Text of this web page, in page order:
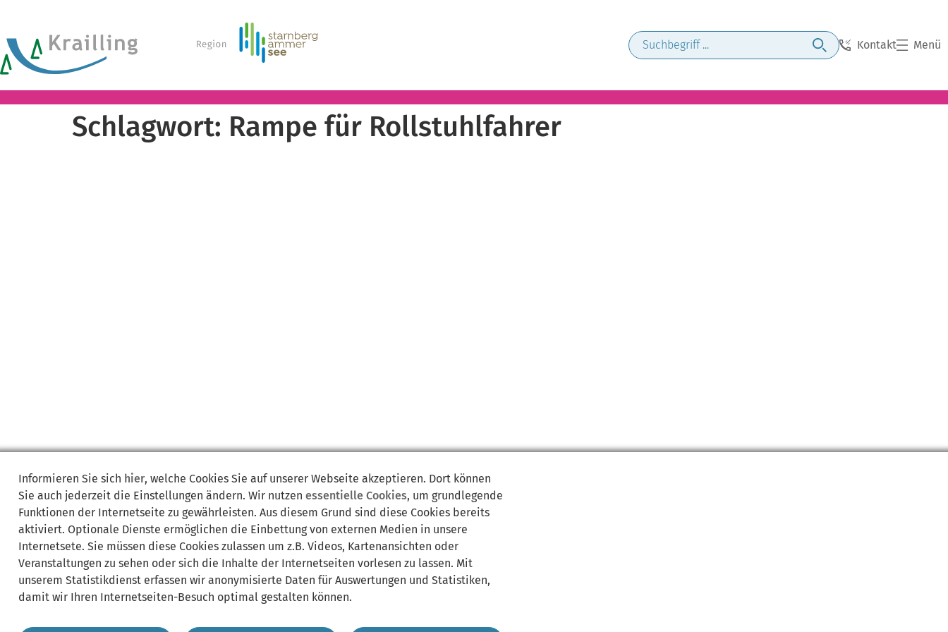
Kontakt Menü
Schlagwort: Rampe für Rollstuhlfahrer
Informieren Sie sich hier, welche Cookies Sie auf unserer Webseite akzeptieren. Dort können
Sie auch jederzeit die Einstellungen ändern. Wir nutzen essentielle Cookies, um grundlegende
Funktionen der Internetseite zu gewährleisten. Aus diesem Grund sind diese Cookies bereits
aktiviert. Optionale Dienste ermöglichen die Einbettung von externen Medien in unsere
Internetsete. Sie müssen diese Cookies zulassen um z.B. Videos, Kartenansichten oder
Veranstaltungen zu sehen oder sich die Inhalte der Internetseiten vorlesen zu lassen. Mit
unserem Statistikdienst erfassen wir anonymisierte Daten für Auswertungen und Statistiken,
damit wir Ihren Internetseiten-Besuch optimal gestalten können.